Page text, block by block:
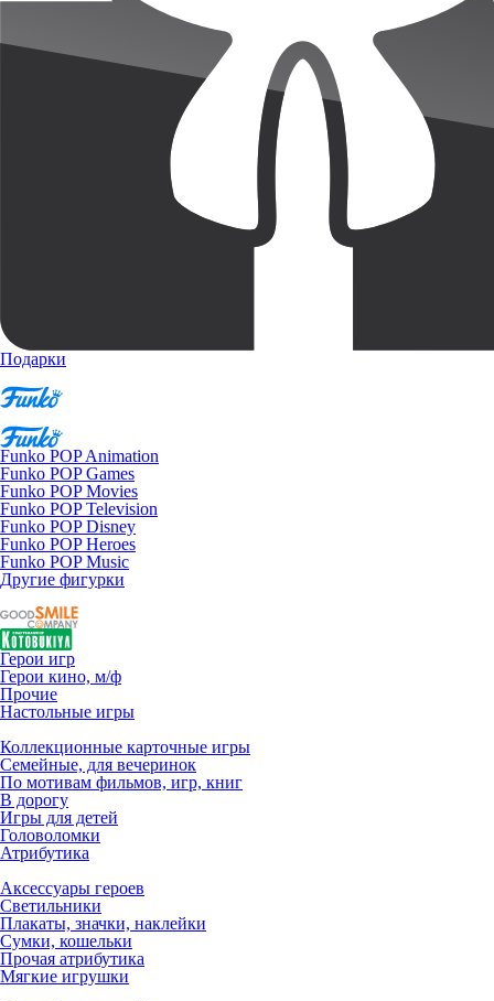
Подарки
Funko POP Animation
Funko POP Games
Funko POP Movies
Funko POP Television
Funko POP Disney
Funko POP Heroes
Funko POP Music
Другие фигурки
Герои игр
Герои кино, м/ф
Прочие
Настольные игры
Коллекционные карточные игры
Семейные, для вечеринок
По мотивам фильмов, игр, книг
В дорогу
Игры для детей
Головоломки
Атрибутика
Аксессуары героев
Светильники
Плакаты, значки, наклейки
Сумки, кошельки
Прочая атрибутика
Мягкие игрушки